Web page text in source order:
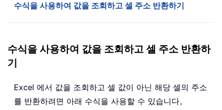
수식을 사용하여 값을 조회하고 셀 주소 반환하기
수식을 사용하여 값을 조회하고 셀 주소 반환하
기
Excel 에서 값을 조회하고 셀 값이 아닌 해당 셀의 주소
를 반환하려면 아래 수식을 사용할 수 있습니다。